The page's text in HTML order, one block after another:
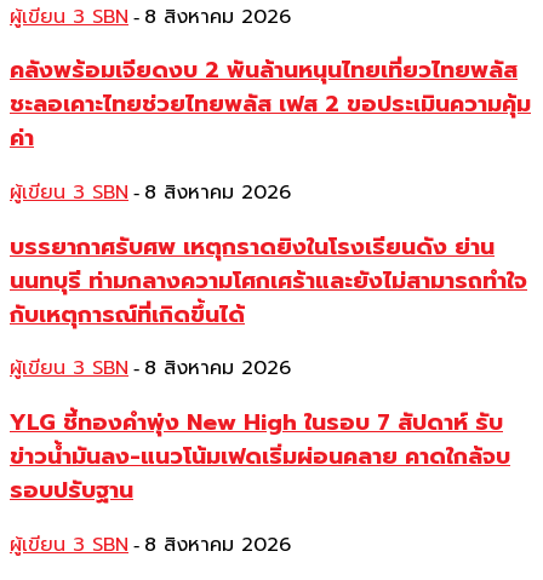
ผู้เขียน 3 SBN - 8 สิงหาคม 2026
คลังพร้อมเจียดงบ 2 พันล้านหนุนไทยเที่ยวไทยพลัส
ชะลอเคาะไทยช่วยไทยพลัส เฟส 2 ขอประเมินความคุ้ม
ค่า
ผู้เขียน 3 SBN - 8 สิงหาคม 2026
บรรยากาศรับศพ เหตุกราดยิงในโรงเรียนดัง ย่าน
นนทบุรี ท่ามกลางความโศกเศร้าและยังไม่สามารถทำใจ
กับเหตุการณ์ที่เกิดขึ้นได้
ผู้เขียน 3 SBN - 8 สิงหาคม 2026
YLG ชี้ทองคำพุ่ง New High ในรอบ 7 สัปดาห์ รับ
ข่าวน้ำมันลง-แนวโน้มเฟดเริ่มผ่อนคลาย คาดใกล้จบ
รอบปรับฐาน
ผู้เขียน 3 SBN - 8 สิงหาคม 2026